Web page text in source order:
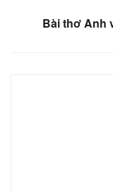
Bài thơ Anh